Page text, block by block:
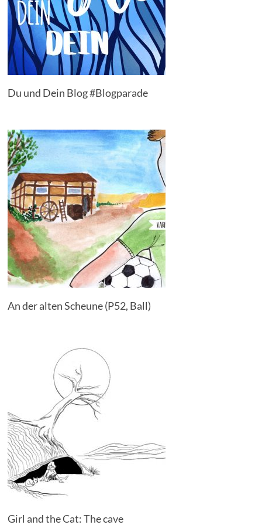
Du und Dein Blog #Blogparade
An der alten Scheune (P52, Ball)
Girl and the Cat: The cave